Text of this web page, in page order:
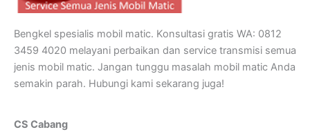
Bengkel spesialis mobil matic. Konsultasi gratis WA: 0812
3459 4020 melayani perbaikan dan service transmisi semua
jenis mobil matic. Jangan tunggu masalah mobil matic Anda
semakin parah. Hubungi kami sekarang juga!
CS Cabang